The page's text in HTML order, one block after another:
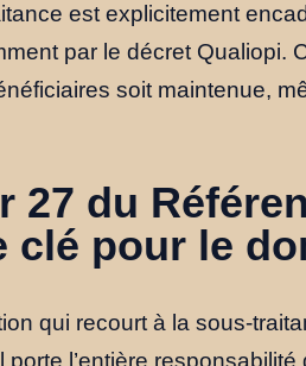
est explicitement
par le décret Qualiopi.
soit maintenue,
27 du
clé pour le
qui recourt à la sous-
l’entière